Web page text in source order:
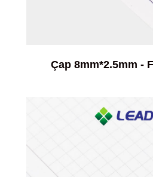
Çap 8mm*2.5mm -